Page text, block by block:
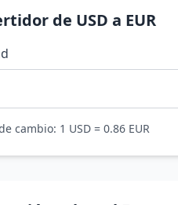
de USD a EUR
cambio: 1 USD = 0.86 EUR